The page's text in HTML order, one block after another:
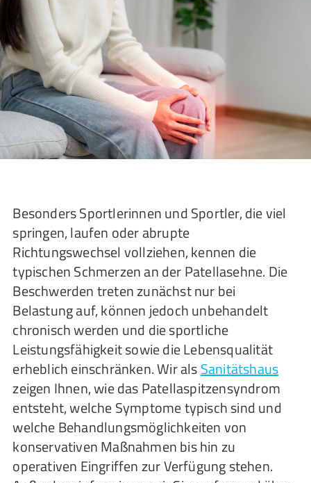
Besonders Sportlerinnen und Sportler, die viel
springen, laufen oder abrupte
Richtungswechsel vollziehen, kennen die
typischen Schmerzen an der Patellasehne. Die
Beschwerden treten zunächst nur bei
Belastung auf, können jedoch unbehandelt
chronisch werden und die sportliche
Leistungsfähigkeit sowie die Lebensqualität
erheblich einschränken. Wir alsSanitätshaus
zeigen Ihnen, wie das Patellaspitzensyndrom
entsteht, welche Symptome typisch sind und
welche Behandlungsmöglichkeiten von
konservativen Maßnahmen bis hin zu
operativen Eingriffen zur Verfügung stehen.